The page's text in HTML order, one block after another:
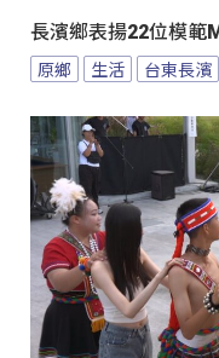
長濱鄉表揚22位模範
原鄉 生活 台東長濱